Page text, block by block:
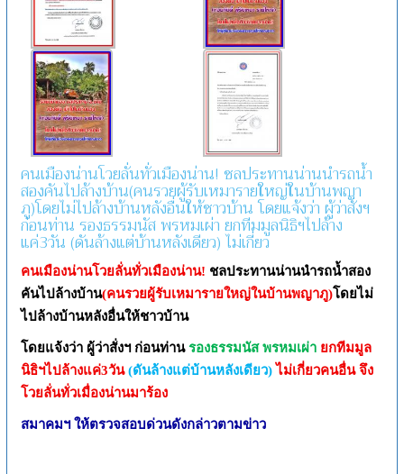
คนเมืองน่านโวยลั่นทั่วเมืองน่าน! ชลประทานน่านนำรถน้ำ
สองคันไปล้างบ้าน(คนรวยผู้รับเหมารายใหญ่ในบ้านพญา
ภู)โดยไม่ไปล้างบ้านหลังอื่นให้ชาวบ้าน โดยแจ้งว่า ผู้ว่าสั่งฯ
ก่อนท่าน รองธรรมนัส พรหมเผ่า ยกทีมมูลนิธิฯไปล้าง
แค่3วัน (ดันล้างแต่บ้านหลังเดียว) ไม่เกี่ยว
คนเมืองน่านโวยลั่นทั่วเมืองน่าน! ชลประทานน่านนำรถน้ำสอง
คันไปล้างบ้าน(คนรวยผู้รับเหมารายใหญ่ในบ้านพญาภู)โดยไม่
ไปล้างบ้านหลังอื่นให้ชาวบ้าน
โดยแจ้งว่า ผู้ว่าสั่งฯ ก่อนท่านรองธรรมนัส พรหมเผ่า ยกทีมมูล
นิธิฯไปล้างแค่3วัน(ดันล้างแต่บ้านหลังเดียว)ไม่เกี่ยวคนอื่น จึง
โวยลั่นทั่วเมื่องน่านมาร้อง
สมาคมฯ ให้ตรวจสอบด่วนดังกล่าวตามข่าว